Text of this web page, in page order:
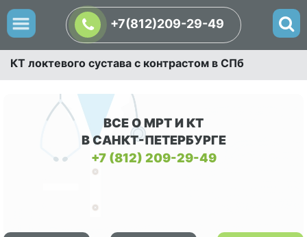
+7(812)209-29-49
КТ локтевого сустава с контрастом в СПб
ВСЕ О МРТ И КТ
В САНКТ-ПЕТЕРБУРГЕ
+7 (812) 209-29-49